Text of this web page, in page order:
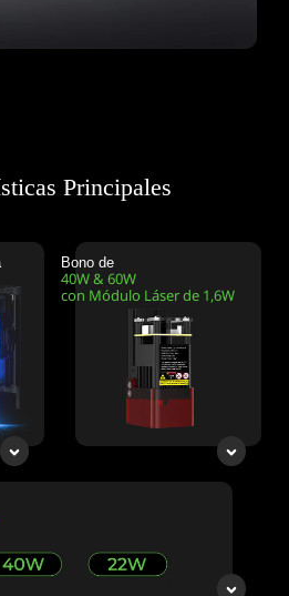
Principales
Bono de
40W & 60W
con Módulo Láser de 1,6W